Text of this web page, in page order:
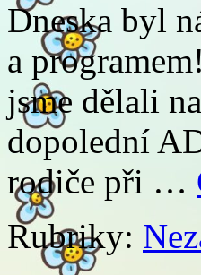
Dneska byl
a
jsme dělali
dopolední
rodiče při …
Rubriky: